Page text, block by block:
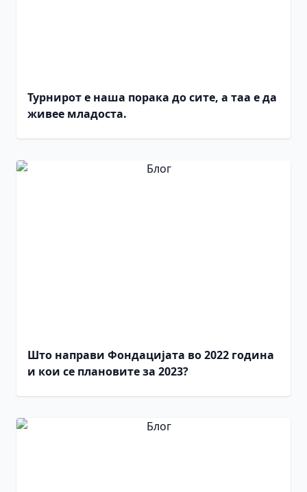
Турнирот е наша порака до сите, а таа е да
живее младоста.
Што направи Фондацијата во 2022 година
и кои се плановите за 2023?